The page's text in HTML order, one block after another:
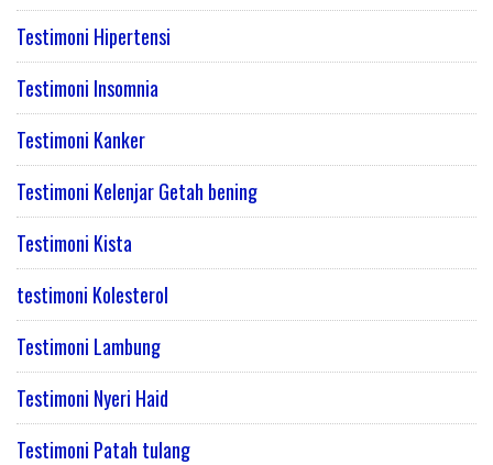
Testimoni Hipertensi
Testimoni Insomnia
Testimoni Kanker
Testimoni Kelenjar Getah bening
Testimoni Kista
testimoni Kolesterol
Testimoni Lambung
Testimoni Nyeri Haid
Testimoni Patah tulang